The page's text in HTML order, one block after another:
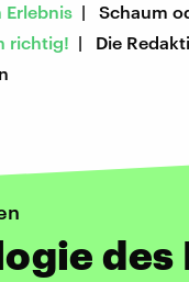
Erlebnis | Schaum
richtig! | Die
des